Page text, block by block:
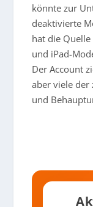
könnte zur
deaktivierte
hat die
und iPad-
Der Account
aber viele
und